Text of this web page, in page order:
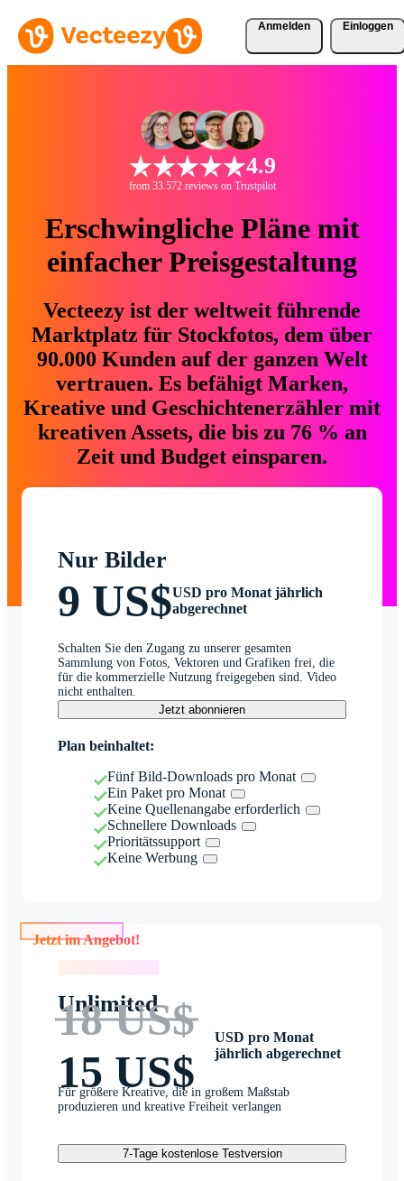
Anmelden Einloggen
4.9
from 33.572 reviews on Trustpilot
Erschwingliche Pläne mit
einfacher Preisgestaltung
Vecteezy ist der weltweit führende
Marktplatz für Stockfotos, dem über
90.000 Kunden auf der ganzen Welt
vertrauen. Es befähigt Marken,
Kreative und Geschichtenerzähler mit
kreativen Assets, die bis zu 76 % an
Zeit und Budget einsparen.
Nur Bilder
9 US$USD pro Monat jährlich
abgerechnet
Schalten Sie den Zugang zu unserer gesamten
Sammlung von Fotos, Vektoren und Grafiken frei, die
für die kommerzielle Nutzung freigegeben sind. Video
nicht enthalten.
Jetzt abonnieren
Plan beinhaltet:
Fünf Bild-Downloads pro Monat
Ein Paket pro Monat
Keine Quellenangabe erforderlich
Schnellere Downloads
Prioritätssupport
Keine Werbung
Jetzt im Angebot!
Unlimited
18 US$
15 US$
USD pro Monat
jährlich abgerechnet
Für größere Kreative, die in großem Maßstab
produzieren und kreative Freiheit verlangen
7-Tage kostenlose Testversion